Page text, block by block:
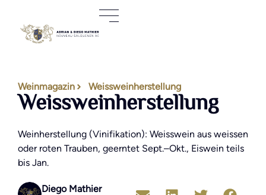
Weinmagazin Weissweinherstellung
Weissweinherstellung
Weinherstellung (Vinifikation): Weisswein aus weissen
oder roten Trauben, geerntet Sept.–Okt., Eiswein teils
bis Jan.
Diego Mathier